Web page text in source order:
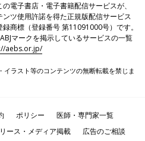
電子書店・電子書籍配信サービスが、
ツ使用許諾を得た正規版配信サービス
商標（登録番号 第11091000号）です。
マークを掲示しているサービスの一覧
aebs.or.jp/
ラスト等のコンテンツの無断転載を禁じま
ポリシー
医師・専門家一覧
ース・メディア掲載 広告のご相談